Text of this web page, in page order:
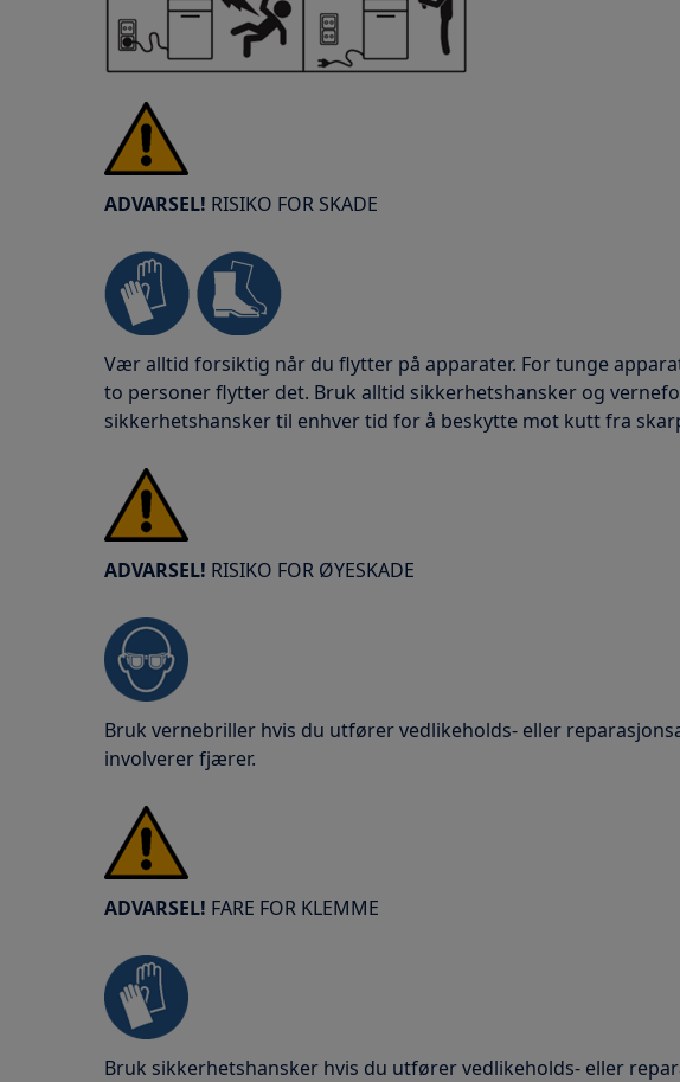
ADVARSEL! RISIKO FOR SKADE
Vær alltid forsiktig når du flytter på apparater. For tunge
to personer flytter det. Bruk alltid sikkerhetshansker og
sikkerhetshansker til enhver tid for å beskytte mot kutt fra
ADVARSEL! RISIKO FOR ØYESKADE
Bruk vernebriller hvis du utfører vedlikeholds- eller
involverer fjærer.
ADVARSEL! FARE FOR KLEMME
Bruk sikkerhetshansker hvis du utfører vedlikeholds- eller